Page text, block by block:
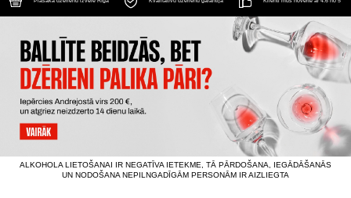
ALKOHOLA LIETOŠANAI IR NEGATĪVA IETEKME, TĀ PĀRDOŠANA, IEGĀDĀŠANĀS
UN NODOŠANA NEPILNGADĪGĀM PERSONĀM IR AIZLIEGTA